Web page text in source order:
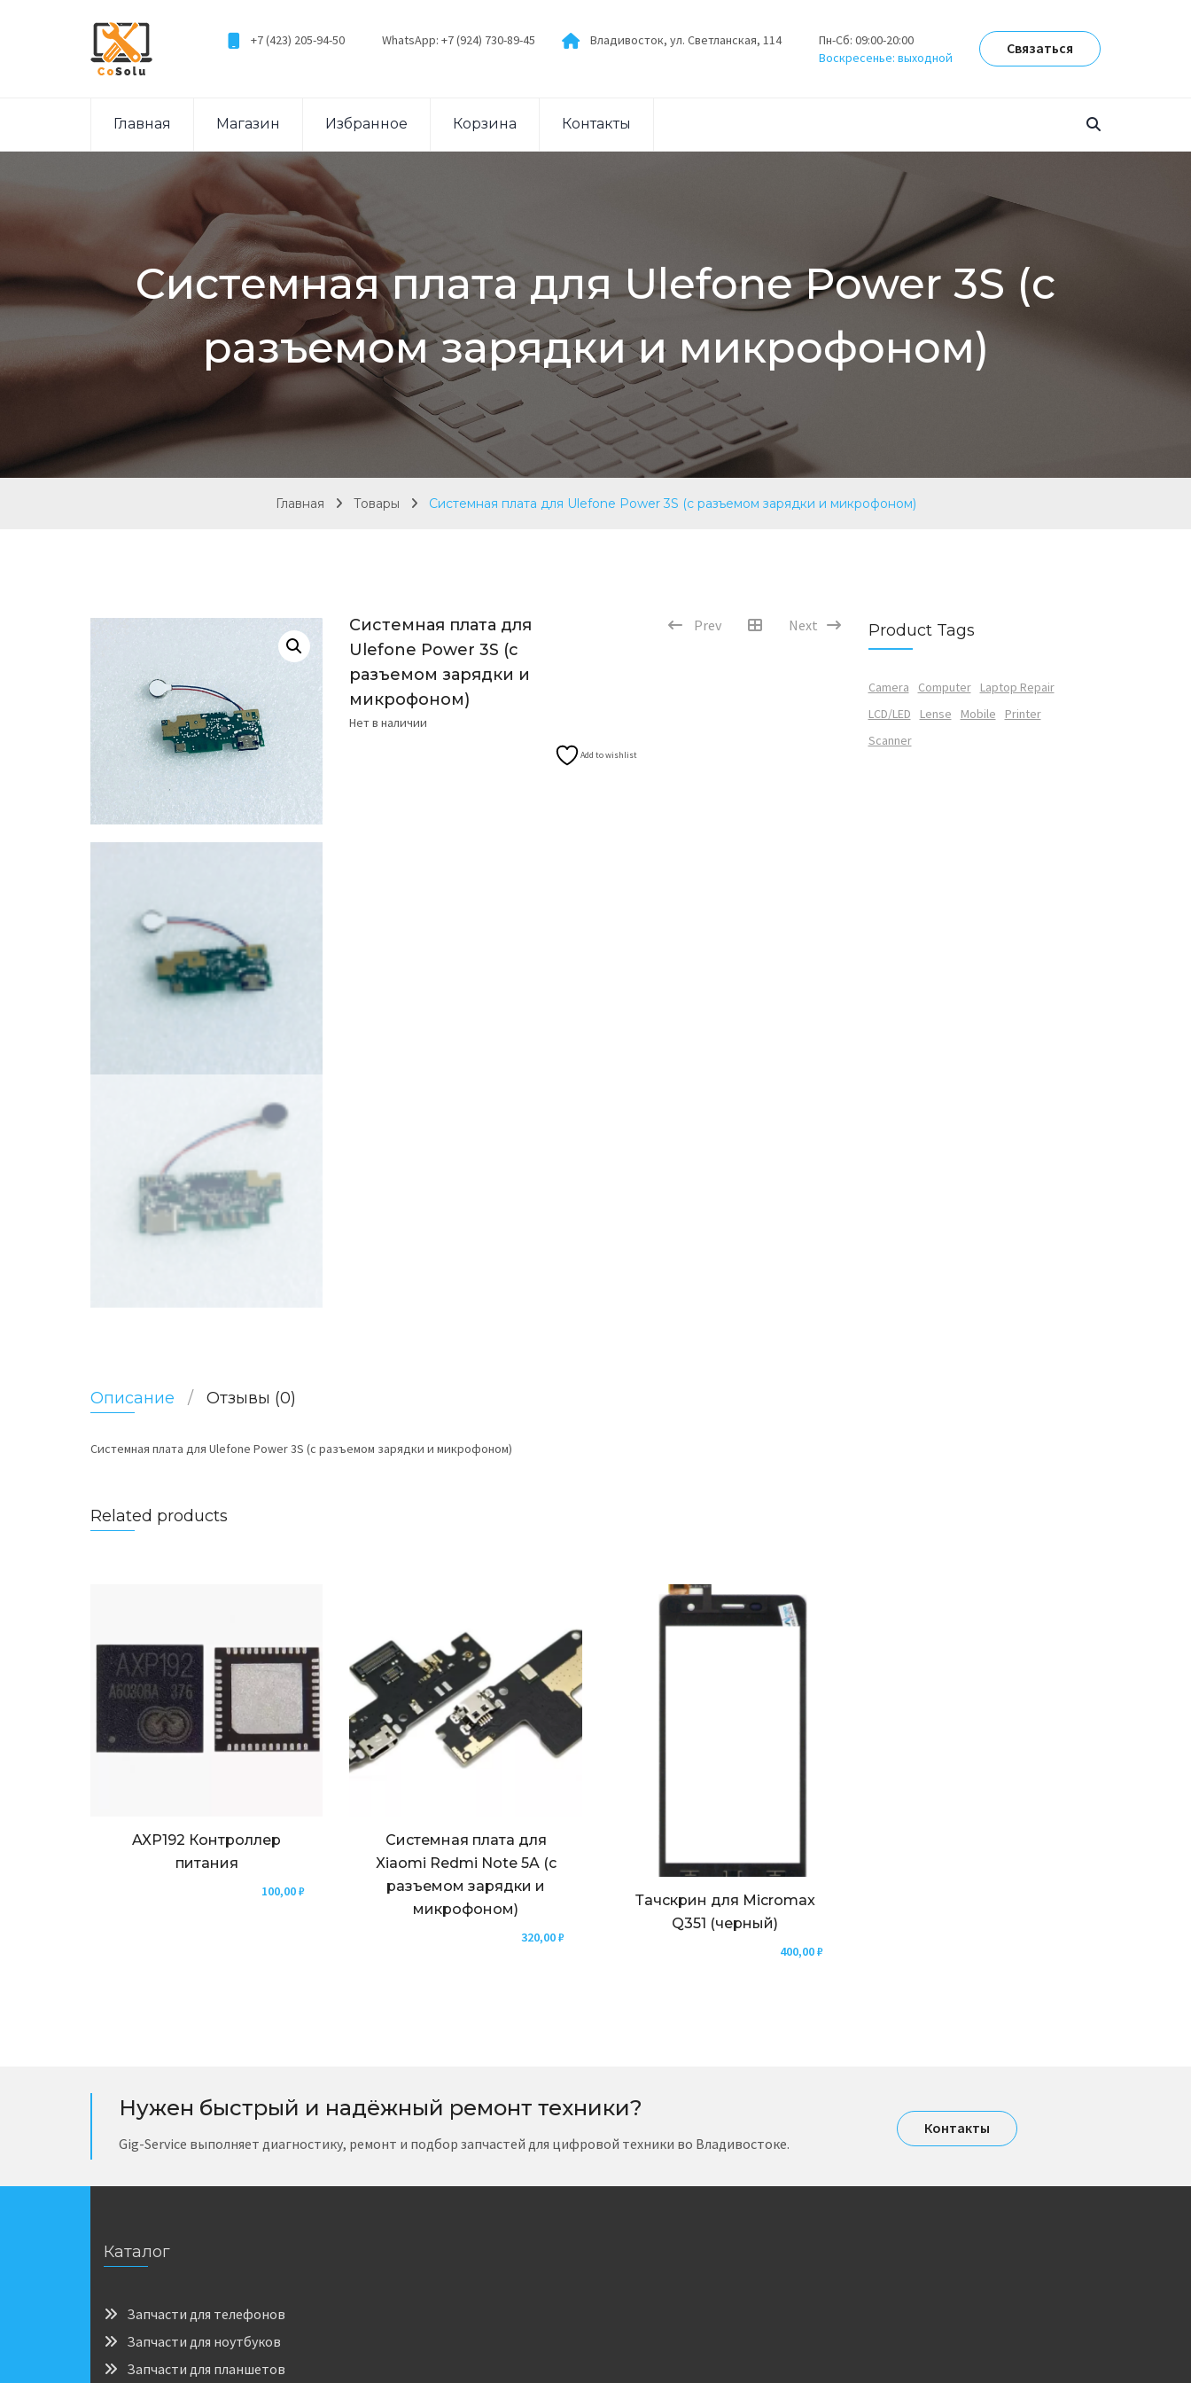
+7 (423) 205-94-50 WhatsApp: +7 (924) 730-89-45 Владивосток, ул. Светланская, 114
Пн-Сб: 09:00-20:00
Воскресенье: выходной
Связаться
Главная Магазин Избранное Корзина Контакты
Системная плата для Ulefone Power 3S (с
разъемом зарядки и микрофоном)
Главная Товары Системная плата для Ulefone Power 3S (с разъемом зарядки и микрофоном)
Prev Next
Системная плата для
Ulefone Power 3S (с
разъемом зарядки и
микрофоном)
Нет в наличии
Add to wishlist
Описание Отзывы (0)
Системная плата для Ulefone Power 3S (с разъемом зарядки и микрофоном)
Related products
AXP192 Контроллер
питания
100,00₽
Системная плата для
Xiaomi Redmi Note 5A (с
разъемом зарядки и
микрофоном)
320,00₽
Тачскрин для Micromax
Q351 (черный)
400,00₽
Product Tags
Camera Computer
Laptop Repair
LCD/LED
Lense Mobile
Printer
Scanner
Нужен быстрый и надёжный ремонт техники?
Gig-Service выполняет диагностику, ремонт и подбор запчастей для цифровой техники во Владивостоке.
Контакты
Каталог
Запчасти для телефонов
Запчасти для ноутбуков
Запчасти для планшетов